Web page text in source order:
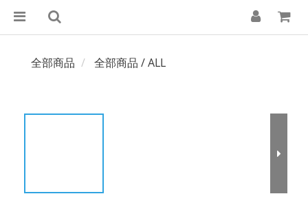
全部商品 全部商品 / ALL